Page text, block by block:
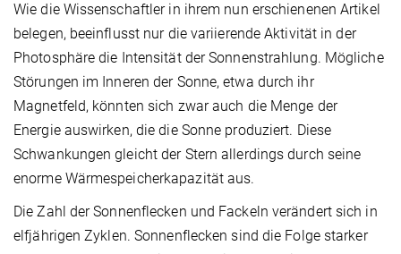
Wie die Wissenschaftler in ihrem nun erschienenen Artikel
belegen, beeinflusst nur die variierende Aktivität in der
Photosphäre die Intensität der Sonnenstrahlung. Mögliche
Störungen im Inneren der Sonne, etwa durch ihr
Magnetfeld, könnten sich zwar auch die Menge der
Energie auswirken, die die Sonne produziert. Diese
Schwankungen gleicht der Stern allerdings durch seine
enorme Wärmespeicherkapazität aus.
Die Zahl der Sonnenflecken und Fackeln verändert sich in
elfjährigen Zyklen. Sonnenflecken sind die Folge starker